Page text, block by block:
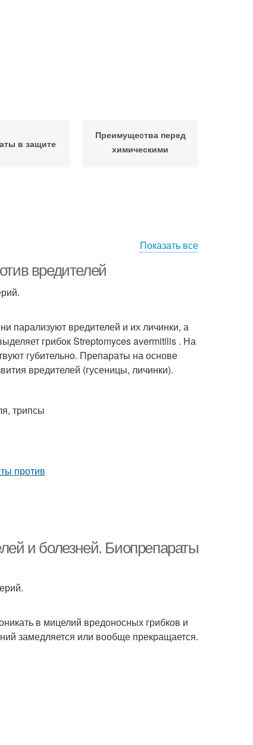
в защите
Преимущества перед
химическими
Показать все
вредителей
парализуют вредителей и их личинки, а
грибок Streptomyces avermitilis . На
губительно. Препараты на основе
вредителей (гусеницы, личинки).
трипсы
и болезней. Биопрепараты
в мицелий вредоносных грибков и
замедляется или вообще прекращается.